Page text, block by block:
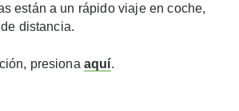
están a un rápido viaje en coche,
distancia.
presiona aquí.